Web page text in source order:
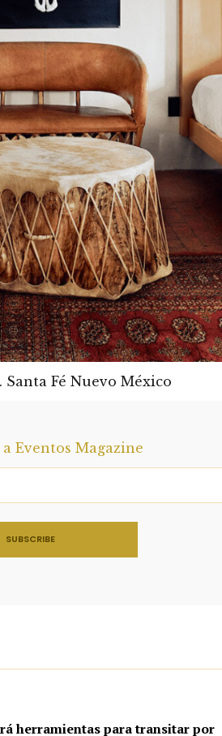
Santa Fé Nuevo México
Eventos Magazine
herramientas para transitar por